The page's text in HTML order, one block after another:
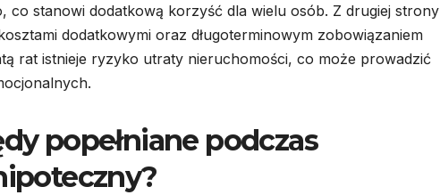
co stanowi dodatkową korzyść dla wielu osób. Z drugiej strony
dodatkowymi oraz długoterminowym zobowiązaniem
rat istnieje ryzyko utraty nieruchomości, co może prowadzić
popełniane podczas